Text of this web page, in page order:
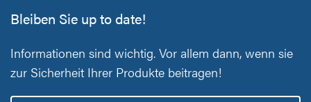
Bleiben Sie up to date!
Informationen sind wichtig. Vor allem dann, wenn sie
zur Sicherheit Ihrer Produkte beitragen!